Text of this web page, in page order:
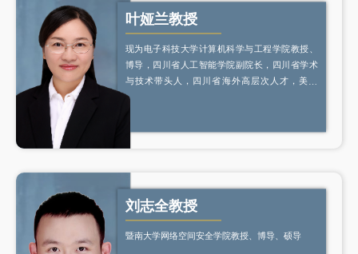
叶娅兰教授
现为电子科技大学计算机科学与工程学院教授、
博导，四川省人工智能学院副院长，四川省学术
与技术带头人，四川省海外高层次人才，美国
University of California, Irvine与电子科技大学联
刘志全教授
暨南大学网络空间安全学院教授、博导、硕导